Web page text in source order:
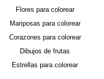
Flores para colorear
Mariposas para colorear
Corazones para colorear
Dibujos de frutas
Estrellas para colorear